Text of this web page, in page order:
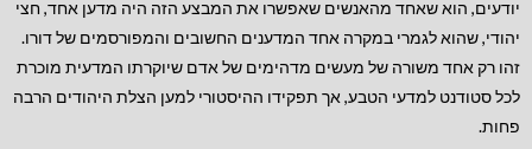
יודעים, הוא שאחד מהאנשים שאפשרו את המבצע הזה היה מדען אחד, חצי
יהודי, שהוא לגמרי במקרה אחד המדענים החשובים והמפורסמים של דורו.
זהו רק אחד משורה של מעשים מדהימים של אדם שיוקרתו המדעית מוכרת
לכל סטודנט למדעי הטבע, אך תפקידו ההיסטורי למען הצלת היהודים הרבה
פחות.